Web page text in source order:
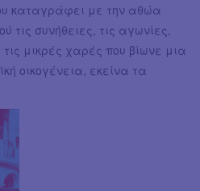
καταγράφει με την αθώα
τις συνήθειες, τις αγωνίες,
μικρές χαρές που βίωνε μια
οικογένεια, εκείνα τα